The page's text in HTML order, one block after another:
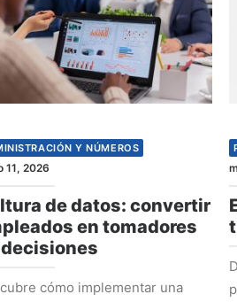
Y NÚMEROS
11, 2026
de datos: convertir
en tomadores
cómo implementar una